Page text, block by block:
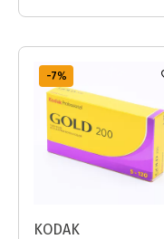
-7%
KODAK